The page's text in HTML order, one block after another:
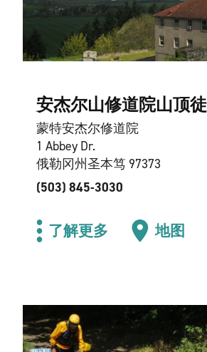
安杰尔山修道院山顶
蒙特安杰尔修道院
1 Abbey Dr.
俄勒冈州圣本笃 97373
(503) 845-3030
了解更多 地图